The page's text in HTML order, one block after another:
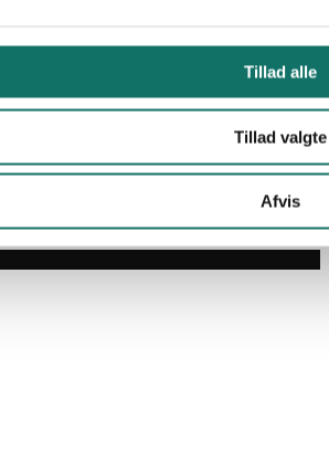
Tillad alle
Tillad valgte
Afvis